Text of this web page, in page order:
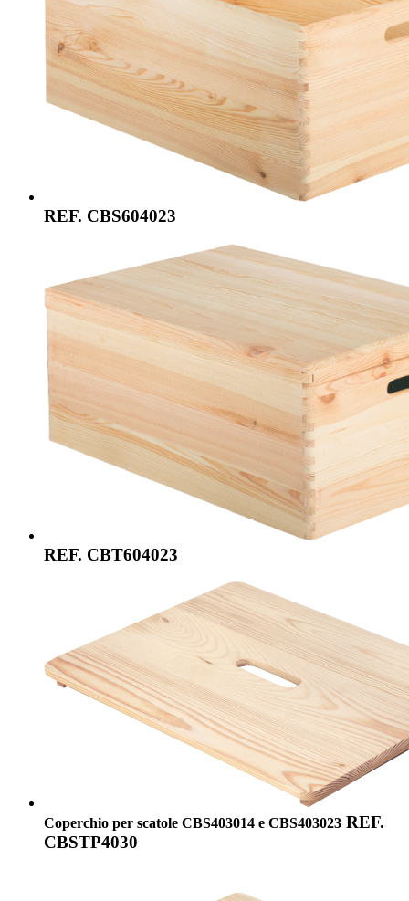
REF. CBS604023
REF. CBT604023
Coperchio per scatole CBS403014 e CBS403023 REF.
CBSTP4030